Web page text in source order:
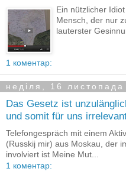
Ein nützlicher
Mensch, der nur
lauterster
1 коментар:
неділя, 16
Das Gesetz ist
und somit für uns
Telefongespräch mit einem
(Russkij mir) aus Moskau, der
involviert ist Meine Mut...
1 коментар: